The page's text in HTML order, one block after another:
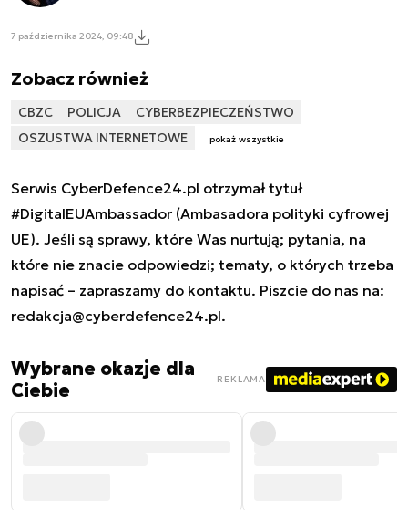
7 października 2024, 09:48
Zobacz również
CBZC POLICJA
CYBERBEZPIECZEŃSTWO
OSZUSTWA INTERNETOWE
pokaż wszystkie
Serwis CyberDefence24.pl otrzymał tytuł
#DigitalEUAmbassador (Ambasadora polityki cyfrowej
UE). Jeśli są sprawy, które Was nurtują; pytania, na
które nie znacie odpowiedzi; tematy, o których trzeba
napisać – zapraszamy do kontaktu. Piszcie do nas na:
redakcja@cyberdefence24.pl.
Wybrane okazje dla
Ciebie
REKLAMA